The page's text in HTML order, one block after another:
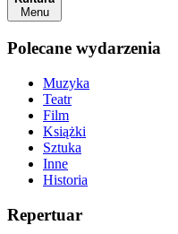
Menu
Polecane wydarzenia
Muzyka
Teatr
Film
Książki
Sztuka
Inne
Historia
Repertuar